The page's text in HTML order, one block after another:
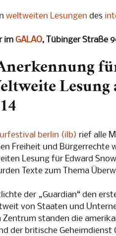
Albträume:
Brother“
Albträume:
Spy-Konferenz
nicht im Weltall
gegen
2
Lesung
Überwachung
weltweiten Lesungen des
im GALAO, Tübinger Straße
Lesung
berlin (ilb) rief alle
Freiheit und Bürgerrechte
Lesung für Edward
Texte zum Thema
der „Guardian“ den
von Staaten und
standen die
der britische Geheimdienst